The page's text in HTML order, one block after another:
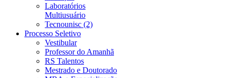
Laboratórios
Multiusuário
Tecnounisc (2)
Processo Seletivo
Vestibular
Professor do Amanhã
RS Talentos
Mestrado e Doutorado